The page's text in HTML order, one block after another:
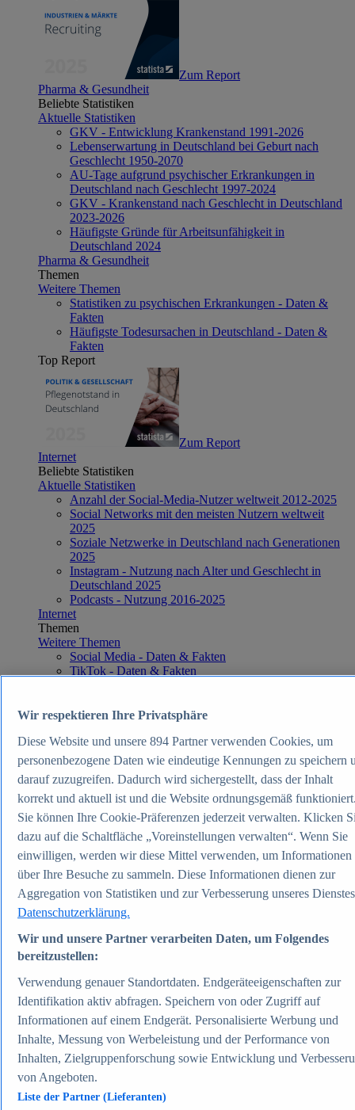
Zum Report
Pharma & Gesundheit
Beliebte Statistiken
Aktuelle Statistiken
GKV - Entwicklung Krankenstand 1991-2026
Lebenserwartung in Deutschland bei Geburt nach
Geschlecht 1950-2070
AU-Tage aufgrund psychischer Erkrankungen in
Deutschland nach Geschlecht 1997-2024
GKV - Krankenstand nach Geschlecht in Deutschland
2023-2026
Häufigste Gründe für Arbeitsunfähigkeit in
Deutschland 2024
Pharma & Gesundheit
Themen
Weitere Themen
Statistiken zu psychischen Erkrankungen - Daten &
Fakten
Häufigste Todesursachen in Deutschland - Daten &
Fakten
Top Report
Zum Report
Internet
Beliebte Statistiken
Aktuelle Statistiken
Anzahl der Social-Media-Nutzer weltweit 2012-2025
Social Networks mit den meisten Nutzern weltweit
2025
Soziale Netzwerke in Deutschland nach Generationen
2025
Instagram - Nutzung nach Alter und Geschlecht in
Deutschland 2025
Podcasts - Nutzung 2016-2025
Internet
Themen
Weitere Themen
Social Media - Daten & Fakten
TikTok - Daten & Fakten
Zum Report
Gesellschaft
Beliebte Statistiken
Aktuelle Statistiken
Bevölkerung Deutschlands nach relevanten
Altersgruppen 2024
Die reichsten Menschen der Welt 2026
Empfänger von Arbeitslosengeld II / Sozialgeld /
Bürgergeld in Deutschland 2005-2025
Ausländer in Deutschland nach Nationalität 2025
Demografie: Altersstruktur in Deutschland 2024
Themen
Weitere Themen
Jugendkriminalität in Deutschland - Daten & Fakten
Top Report
Verkehr & Logistik
Beliebte Statistiken
Wir respektieren Ihre Privatsphäre
Diese Website und unsere 894 Partner verwenden Cookies, um
personenbezogene Daten wie eindeutige Kennungen zu speichern
darauf zuzugreifen. Dadurch wird sichergestellt, dass der Inhalt
korrekt und aktuell ist und die Website ordnungsgemäß
Sie können Ihre Cookie-Präferenzen jederzeit verwalten. Klicken
dazu auf die Schaltfläche „Voreinstellungen verwalten“. Wenn Sie
einwilligen, werden wir diese Mittel verwenden, um Informationen
über Ihre Besuche zu sammeln. Diese Informationen dienen zur
Aggregation von Statistiken und zur Verbesserung unseres
Datenschutzerklärung.
Wir und unsere Partner verarbeiten Daten, um Folgendes
bereitzustellen:
Verwendung genauer Standortdaten. Endgeräteeigenschaften zur
Identifikation aktiv abfragen. Speichern von oder Zugriff auf
Informationen auf einem Endgerät. Personalisierte Werbung und
Inhalte, Messung von Werbeleistung und der Performance von
Inhalten, Zielgruppenforschung sowie Entwicklung und
von Angeboten.
Liste der Partner (Lieferanten)